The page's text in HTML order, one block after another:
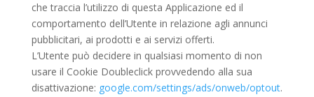
che traccia l’utilizzo di questa Applicazione ed il
comportamento dell’Utente in relazione agli annunci
pubblicitari, ai prodotti e ai servizi offerti.
L’Utente può decidere in qualsiasi momento di non
usare il Cookie Doubleclick provvedendo alla sua
disattivazione: google.com/settings/ads/onweb/optout.